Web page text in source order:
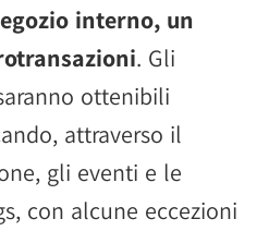
interno, un
. Gli
ottenibili
attraverso il
gli eventi e le
con alcune eccezioni